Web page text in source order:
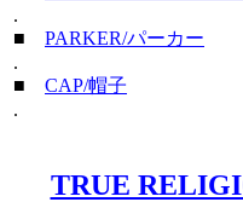
.
■ PARKER/パーカー
.
■ CAP/帽子
.
TRUE